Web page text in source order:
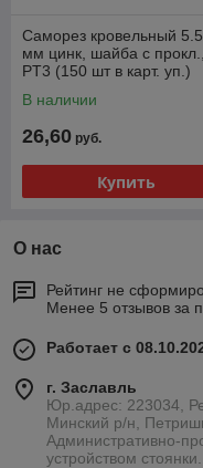
Саморез кровельный
мм цинк, шайба с прокл.,
PT3 (150 шт в карт. уп.)
В наличии
26,60 руб.
Купить
О нас
Рейтинг не
Менее 5 отзывов за
Работает с
г. Заславль
Юр.адрес: 223034,
Минский р/н,
Административно-
устройством